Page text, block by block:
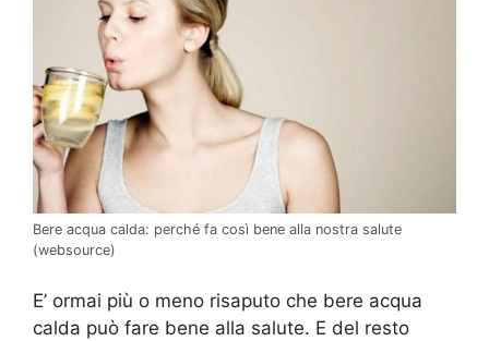
Bere acqua calda: perché fa così bene alla nostra salute
(websource)
E’ ormai più o meno risaputo che bere acqua
calda può fare bene alla salute. E del resto